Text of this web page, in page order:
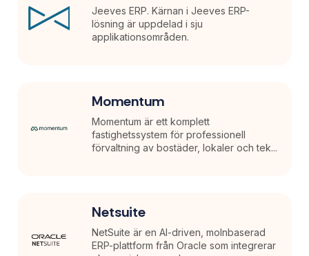
Jeeves ERP. Kärnan i Jeeves ERP-
lösning är uppdelad i sju
applikationsområden.
Momentum
Momentum är ett komplett
fastighetssystem för professionell
förvaltning av bostäder, lokaler och tek...
Netsuite
NetSuite är en AI-driven, molnbaserad
ERP-plattform från Oracle som integrerar